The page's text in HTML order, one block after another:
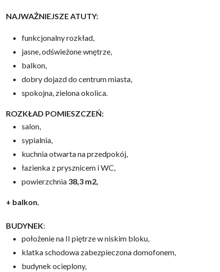
NAJWAŻNIEJSZE ATUTY:
funkcjonalny rozkład,
jasne, odświeżone wnętrze,
balkon,
dobry dojazd do centrum miasta,
spokojna, zielona okolica.
ROZKŁAD POMIESZCZEŃ:
salon,
sypialnia,
kuchnia otwarta na przedpokój,
łazienka z prysznicem i WC,
powierzchnia 38,3 m2,
+ balkon.
BUDYNEK:
położenie na II piętrze w niskim bloku,
klatka schodowa zabezpieczona domofonem,
budynek ocieplony,